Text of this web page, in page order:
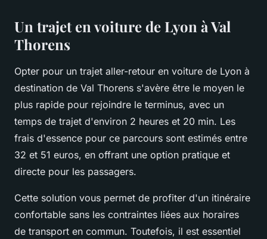
Un trajet en voiture de Lyon à Val
Thorens
Opter pour un trajet aller-retour en voiture de Lyon à
destination de Val Thorens s'avère être le moyen le
plus rapide pour rejoindre le terminus, avec un
temps de trajet d'environ 2 heures et 20 min. Les
frais d'essence pour ce parcours sont estimés entre
32 et 51 euros, en offrant une option pratique et
directe pour les passagers.
Cette solution vous permet de profiter d'un itinéraire
confortable sans les contraintes liées aux horaires
de transport en commun. Toutefois, il est essentiel